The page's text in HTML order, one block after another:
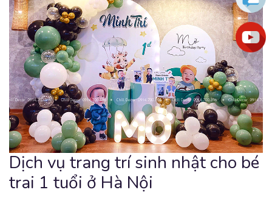
Dịch vụ trang trí sinh nhật cho bé
trai 1 tuổi ở Hà Nội